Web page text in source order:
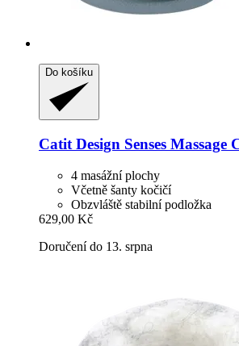
Do košíku
Catit Design Senses Massage
4 masážní plochy
Včetně šanty kočičí
Obzvláště stabilní podložka
629,00 Kč
Doručení do 13. srpna